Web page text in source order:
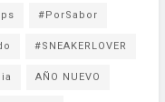
#PorSabor
#SNEAKERLOVER
AÑO NUEVO